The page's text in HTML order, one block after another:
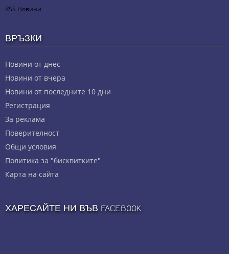
RSS Новини
ВРЪЗКИ
Новини от днес
Новини от вчера
Новини от последните 10 дни
Регистрация
За реклама
Πoвepитeлнocт
Общи условия
Политика за "бисквитките"
Карта на сайта
ХАРЕСАЙТЕ НИ ВЪВ FACEBOOK